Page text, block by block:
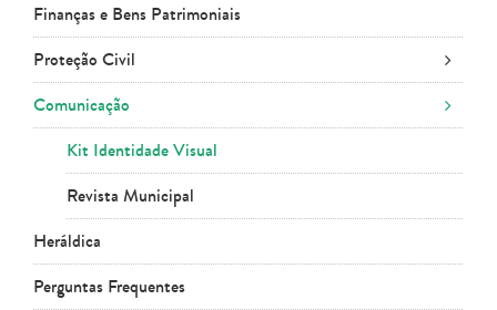
Finanças e Bens Patrimoniais
Proteção Civil
Comunicação
Kit Identidade Visual
Revista Municipal
Heráldica
Perguntas Frequentes